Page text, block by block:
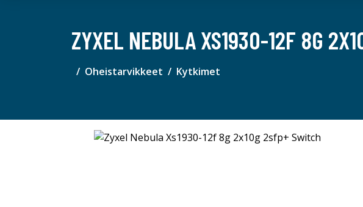
ZYXEL NEBULA XS1930-12F 8G
Oheistarvikkeet Kytkimet